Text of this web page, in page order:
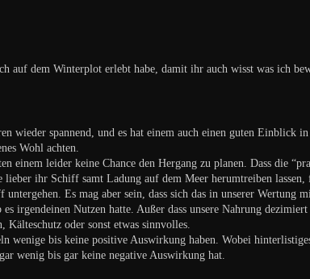
auf dem Winterplot erlebt habe, damit ihr auch wisst was ich
wieder spannend, und es hat einem auch einen guten Einblick
Wohl achten.
einem leider keine Chance den Hergang zu planen. Dass die
ihr Schiff samt Ladung auf dem Meer herumtreiben
Es mag aber sein, dass sich das in unserer Wertung
irgendeinen Nutzen hatte. Außer dass unsere Nahrung
Kälteschutz oder sonst etwas sinnvolles.
wenige bis keine positive Auswirkung haben. Wobei
wenig bis gar keine negative Auswirkung hat.